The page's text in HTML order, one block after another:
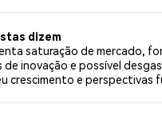
dizem
saturação de mercado,
inovação e possível
crescimento e perspectivas